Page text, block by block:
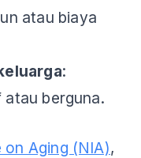
atau biaya
:
berguna.
Aging (NIA),